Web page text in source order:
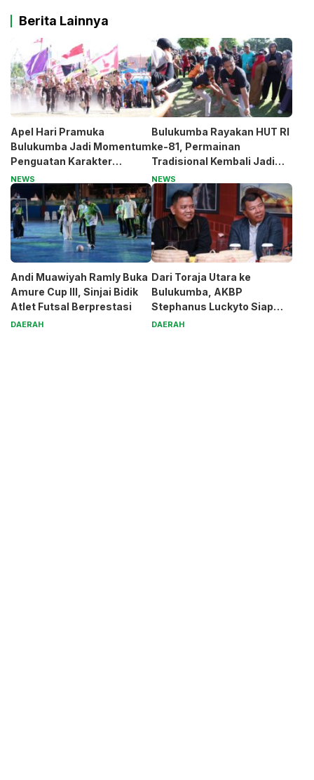
Berita Lainnya
Apel Hari Pramuka
Bulukumba Jadi Momentum
Penguatan Karakter
Generasi Muda
NEWS
Bulukumba Rayakan HUT RI
ke-81, Permainan
Tradisional Kembali Jadi
Magnet
NEWS
Andi Muawiyah Ramly Buka
Amure Cup III, Sinjai Bidik
Atlet Futsal Berprestasi
DAERAH
Dari Toraja Utara ke
Bulukumba, AKBP
Stephanus Luckyto Siap
Jaga Kamtibmas
DAERAH